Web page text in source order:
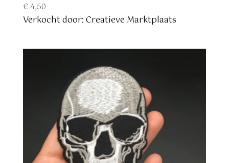
€4,50
Verkocht door: Creatieve Marktplaats